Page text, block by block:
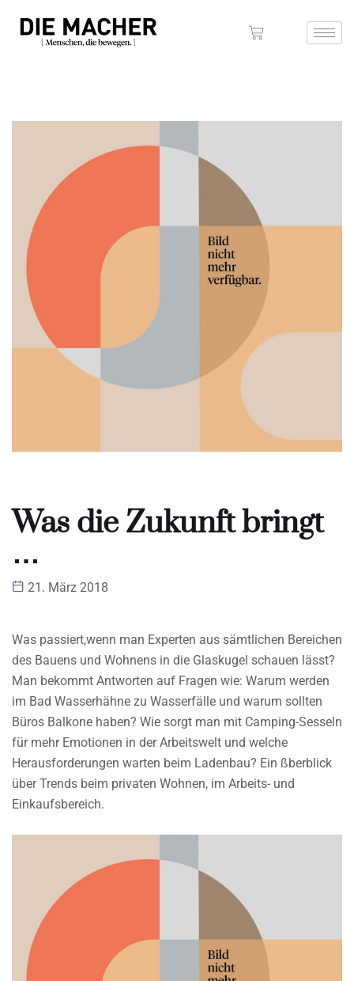
Was die Zukunft bringt
…
21. März 2018
Was passiert,wenn man Experten aus sämtlichen Bereichen
des Bauens und Wohnens in die Glaskugel schauen lässt?
Man bekommt Antworten auf Fragen wie: Warum werden
im Bad Wasserhähne zu Wasserfälle und warum sollten
Büros Balkone haben? Wie sorgt man mit Camping-Sesseln
für mehr Emotionen in der Arbeitswelt und welche
Herausforderungen warten beim Ladenbau? Ein ßberblick
über Trends beim privaten Wohnen, im Arbeits- und
Einkaufsbereich.